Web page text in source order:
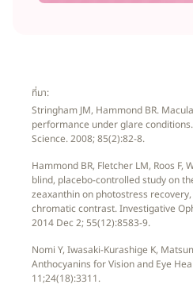
ที่มา:
Stringham JM, Hammond BR.
performance under glare
Science. 2008; 85(2):82-8.
Hammond BR, Fletcher LM, Roos F,
blind, placebo-controlled study on
zeaxanthin on photostress
chromatic contrast. Investigative
2014 Dec 2; 55(12):8583-9.
Nomi Y, Iwasaki-Kurashige K,
Anthocyanins for Vision and Eye
11;24(18):3311.